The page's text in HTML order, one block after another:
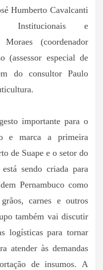
Humberto Cavalcanti
Institucionais e
(coordenador
(assessor especial de
do consultor Paulo
importante para o
e marca a primeira
de Suape e o setor do
sendo criada para
Pernambuco como
carnes e outros
também vai discutir
logísticas para tornar
atender às demandas
de insumos. A